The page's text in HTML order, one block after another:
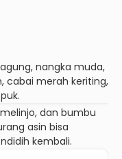
nangka muda,
cabai merah keriting,
dan bumbu
asin bisa
kembali.